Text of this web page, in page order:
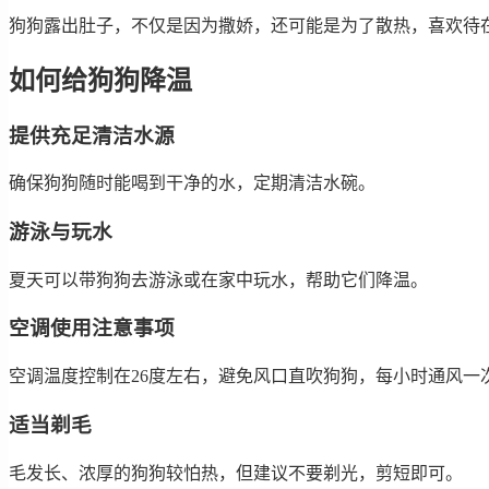
狗狗露出肚子，不仅是因为撒娇，还可能是为了散热，喜欢待
如何给狗狗降温
提供充足清洁水源
确保狗狗随时能喝到干净的水，定期清洁水碗。
游泳与玩水
夏天可以带狗狗去游泳或在家中玩水，帮助它们降温。
空调使用注意事项
空调温度控制在26度左右，避免风口直吹狗狗，每小时通风一
适当剃毛
毛发长、浓厚的狗狗较怕热，但建议不要剃光，剪短即可。